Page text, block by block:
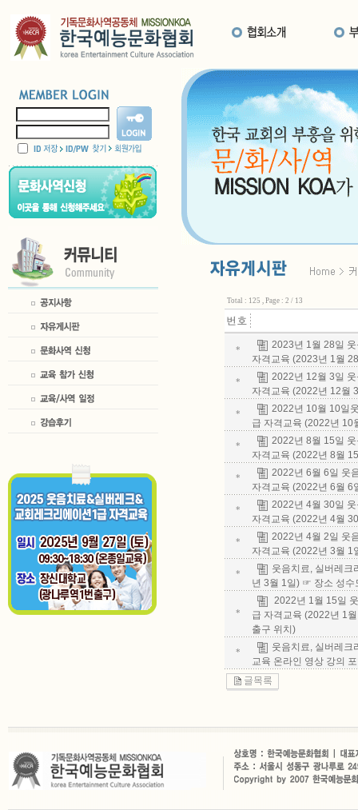
Total : 125 , Page : 2 / 13
*
2023년 1월 28일
자격교육 (2023년 1월
*
2022년 12월 3일
자격교육 (2022년 12월
*
2022년 10월 10일
급 자격교육 (2022년
*
2022년 8월 15일
자격교육 (2022년 8월
*
2022년 6월 6일 웃
자격교육 (2022년 6월
*
2022년 4월 30일
자격교육 (2022년 4월
*
2022년 4월 2일 웃
자격교육 (2022년 3월
*
웃음치료, 실버레크
년 3월 1일) ☞ 장소 성수
*
2022년 1월 15일
급 자격교육 (2022년 1
출구 위치)
*
웃음치료, 실버레크
교육 온라인 영상 강의